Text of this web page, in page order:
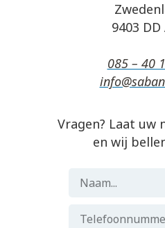
9403 DD
085 – 40
Vragen? Laat uw
en wij